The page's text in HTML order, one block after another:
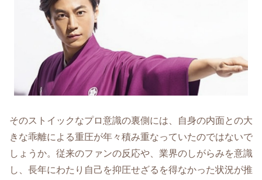
そのストイックなプロ意識の裏側には、自身の内面との大
きな乖離による重圧が年々積み重なっていたのではないで
しょうか。従来のファンの反応や、業界のしがらみを意識
し、長年にわたり自己を抑圧せざるを得なかった状況が推